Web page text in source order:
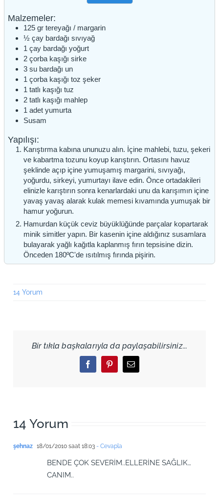
Malzemeler:
125 gr tereyağı / margarin
½ çay bardağı sıvıyağ
1 çay bardağı yoğurt
2 çorba kaşığı sirke
3 su bardağı un
1 çorba kaşığı toz şeker
1 tatlı kaşığı tuz
2 tatlı kaşığı mahlep
1 adet yumurta
Susam
Yapılışı:
Karıştırma kabına ununuzu alın. İçine mahlebi, tuzu, şekeri
ve kabartma tozunu koyup karıştırın. Ortasını havuz
şeklinde açıp içine yumuşamış margarini, sıvıyağı,
yoğurdu, sirkeyi, yumurtayı ilave edin. Önce ortadakileri
elinizle karıştırın sonra kenarlardaki unu da karışımın içine
yavaş yavaş alarak kulak memesi kıvamında yumuşak bir
hamur yoğurun.
Hamurdan küçük ceviz büyüklüğünde parçalar kopartarak
minik simitler yapın. Bir kasenin içine aldığınız susamlara
bulayarak yağlı kağıtla kaplanmış fırın tepsisine dizin.
Önceden 180ºC'de ısıtılmış fırında pişirin.
14 Yorum
Bir tıkla başkalarıyla da paylaşabilirsiniz...
FacebookPinterestEmail
14 Yorum
şehnaz 18/01/2010 saat 18:03- Cevapla
BENDE ÇOK SEVERİM..ELLERİNE SAĞLIK…
CANIM..